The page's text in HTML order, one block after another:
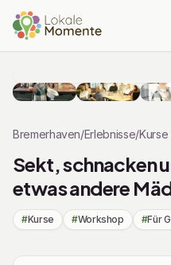
Bremerhaven/Erlebnisse/Kurse
Sekt, schnacken
etwas andere
#Kurse #Workshop #Für